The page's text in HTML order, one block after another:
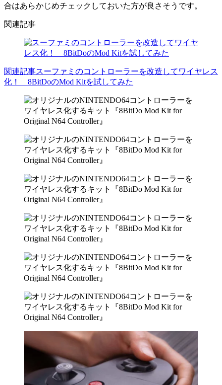
合はあらかじめチェックしておいた方が良さそうです。
関連記事
関連記事スーファミのコントローラーを改造してワイヤレス
化！ 8BitDoのMod Kitを試してみた